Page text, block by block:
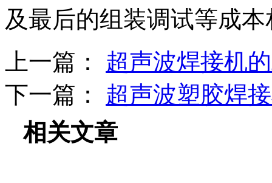
及最后的组装调试等成
上一篇： 超声波焊接机
下一篇： 超声波塑胶焊
相关文章